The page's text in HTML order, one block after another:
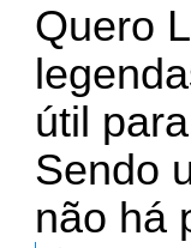
Quero
útil
Sendo
não há